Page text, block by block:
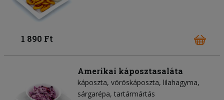
1 890 Ft
Amerikai káposztasaláta
káposzta vöröskáposzta lilahagyma
sárgarépa tartármártás